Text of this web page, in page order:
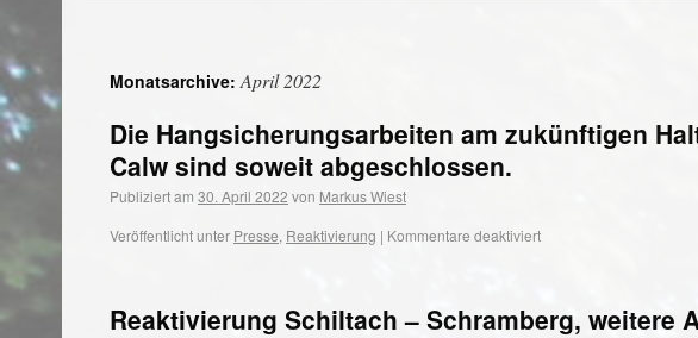
Monatsarchive:April 2022
Die Hangsicherungsarbeiten am zukünftigen
Calw sind soweit abgeschlossen.
Publiziert am 30. April 2022 von Markus Wiest
Veröffentlicht unter Presse, Reaktivierung | Kommentare deaktiviert
Reaktivierung Schiltach – Schramberg, weitere